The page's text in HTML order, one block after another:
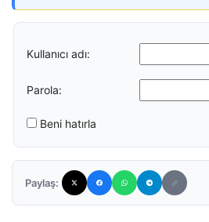
Kullanıcı adı:
Parola:
Beni hatırla
Paylaş: